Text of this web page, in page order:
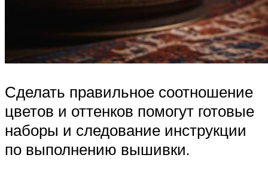
Сделать правильное соотношение
цветов и оттенков помогут готовые
наборы и следование инструкции
по выполнению вышивки.